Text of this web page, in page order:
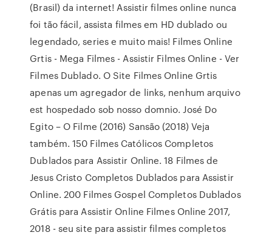
(Brasil) da internet! Assistir filmes online nunca
foi tão fácil, assista filmes em HD dublado ou
legendado, series e muito mais! Filmes Online
Grtis - Mega Filmes - Assistir Filmes Online - Ver
Filmes Dublado. O Site Filmes Online Grtis
apenas um agregador de links, nenhum arquivo
est hospedado sob nosso domnio. José Do
Egito – O Filme (2016) Sansão (2018) Veja
também. 150 Filmes Católicos Completos
Dublados para Assistir Online. 18 Filmes de
Jesus Cristo Completos Dublados para Assistir
Online. 200 Filmes Gospel Completos Dublados
Grátis para Assistir Online Filmes Online 2017,
2018 - seu site para assistir filmes completos